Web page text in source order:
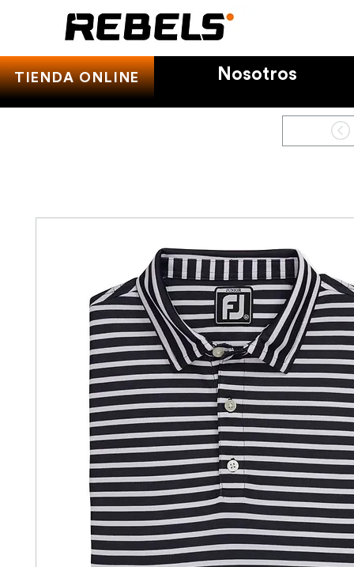
TIENDA ONLINE Nosotros